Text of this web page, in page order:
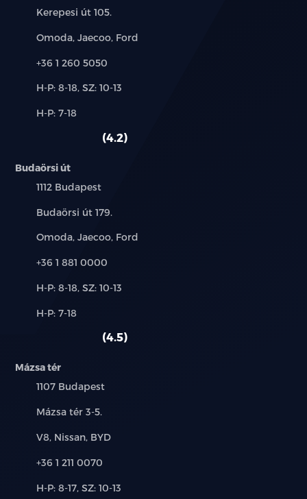
Cím:
Kerepesi út 105.
Márkák:
Omoda, Jaecoo, Ford
Telefon:
+36 1 260 5050
Új-
használt
H-P: 8-18, SZ: 10-13
Alkatrész,
H-P: 7-18
4.2
Budaörsi út
Település:
1112 Budapest
Cím:
Budaörsi út 179.
Márkák:
Omoda, Jaecoo, Ford
Telefon:
+36 1 881 0000
Új-
használt
H-P: 8-18, SZ: 10-13
Alkatrész,
H-P: 7-18
4.5
Mázsa tér
Település:
1107 Budapest
Cím:
Mázsa tér 3-5.
Márkák:
V8, Nissan, BYD
Telefon:
+36 1 211 0070
Új-
H-P: 8-17, SZ: 10-13